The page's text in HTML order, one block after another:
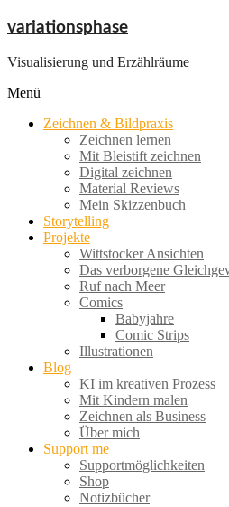
Zum
springen
variationsphase
Visualisierung und Erzählräume
Menü
Zeichnen & Bildpraxis
Zeichnen lernen
Mit Bleistift zeichnen
Digital zeichnen
Material Reviews
Mein Skizzenbuch
Storytelling
Projekte
Wittstocker Ansichten
Das verborgene
Ruf nach Meer
Comics
Babyjahre
Comic Strips
Illustrationen
Blog
KI im kreativen Prozess
Mit Kindern malen
Zeichnen als Business
Über mich
Support me
Supportmöglichkeiten
Shop
Notizbücher